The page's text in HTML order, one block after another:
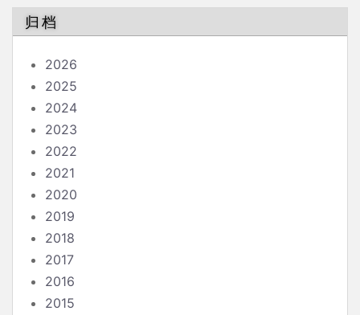
归档
2026
2025
2024
2023
2022
2021
2020
2019
2018
2017
2016
2015